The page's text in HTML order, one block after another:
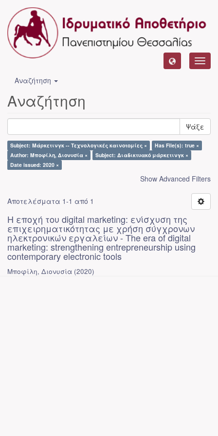
Αναζήτηση
Αναζήτηση
Ψάξε
Subject: Μάρκετινγκ -- Τεχνολογικές καινοτομίες ×
Has File(s): true ×
Author: Μποφίλη, Διονυσία ×
Subject: Διαδικτυακό μάρκετινγκ ×
Date issued: 2020 ×
Show Advanced Filters
Αποτελέσματα 1-1 από 1
Η εποχή του digital marketing: ενίσχυση της
επιχειρηματικότητας με χρήση σύγχρονων
ηλεκτρονικών εργαλείων - The era of digital
marketing: strengthening entrepreneurship using
contemporary electronic tools
Μποφίλη, Διονυσία (2020)